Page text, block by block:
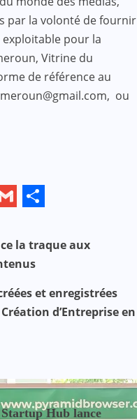
par la volonté de fournir
pour la
Vitrine du
de référence au
ou
Share
la traque aux
et enregistrées
d’Entreprise en
Hub lance